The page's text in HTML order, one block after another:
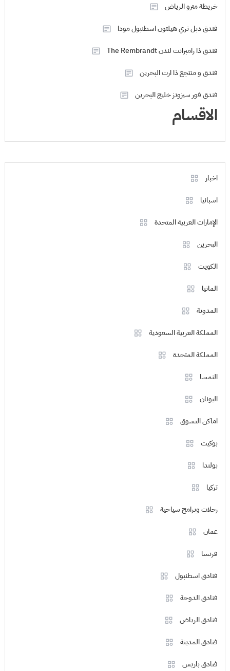
خريطة مترو الرياض
فندق دبل تري هيلتون اسطنبول مودا
فندق ذا رامبرانت لندن The Rembrandt
فندق و منتجع ذا ارت البحرين
فندق فور سيزونز خليج البحرين
الاقسام
اخبار
اسبانيا
الإمارات العربية المتحدة
البحرين
الكويت
المانيا
المدونة
المملكة العربية السعودية
المملكة المتحدة
النمسا
اليونان
اماكن التسوق
بوكيت
بولندا
تركيا
رحلات وبرامج سياحية
عمان
فرنسا
فنادق اسطنبول
فنادق الدوحة
فنادق الرياض
فنادق المدينة
فنادق باريس